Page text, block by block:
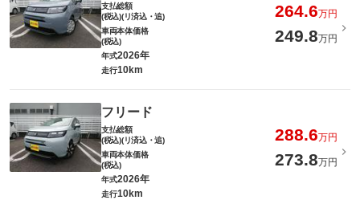
支払総額
(税込)(リ済込・追)
264.6万円
車両本体価格
(税込)
249.8万円
年式2026年
走行10km
フリード
支払総額
(税込)(リ済込・追)
288.6万円
車両本体価格
(税込)
273.8万円
年式2026年
走行10km